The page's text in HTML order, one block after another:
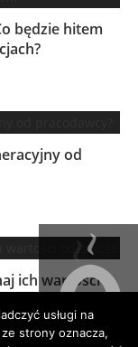
będzie hitem
od
ich wartości
usługi na
strony oznacza,